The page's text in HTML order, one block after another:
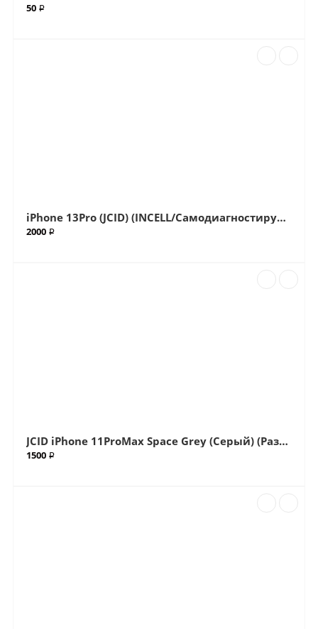
50 ₽
iPhone 13Pro (JCID) (INCELL/Самодиагностируемый) дисплей с привязкой (Артик.ГС-220)
2000 ₽
JCID iPhone 11ProMax Space Grey (Серый) (Разъем) Нижний Шлейф (Артик.ГС-738)
1500 ₽